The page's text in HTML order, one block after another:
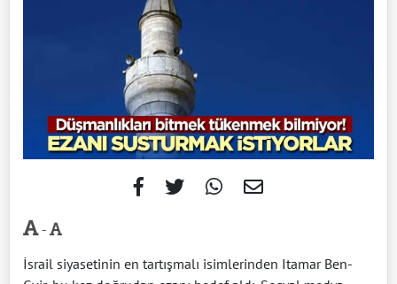
-
İsrail siyasetinin en tartışmalı isimlerinden Itamar Ben-